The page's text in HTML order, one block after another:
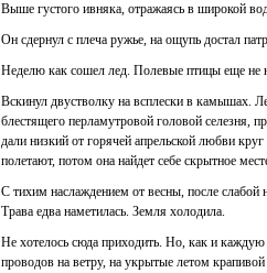
Выше густого ивняка, отражаясь в широкой
Он сдернул с плеча ружье, на ощупь достал
Неделю как сошел лед. Полевые птицы еще не
Вскинул двустволку на всплески в камышах.
блестящего перламутровой головой селезня,
дали низкий от горячей апрельской любви
полетают, потом она найдет себе скрытное
С тихим наслаждением от весны, после
Трава едва наметилась. Земля холодила.
Не хотелось сюда приходить. Но, как и каждую
проводов на ветру, на укрытые летом